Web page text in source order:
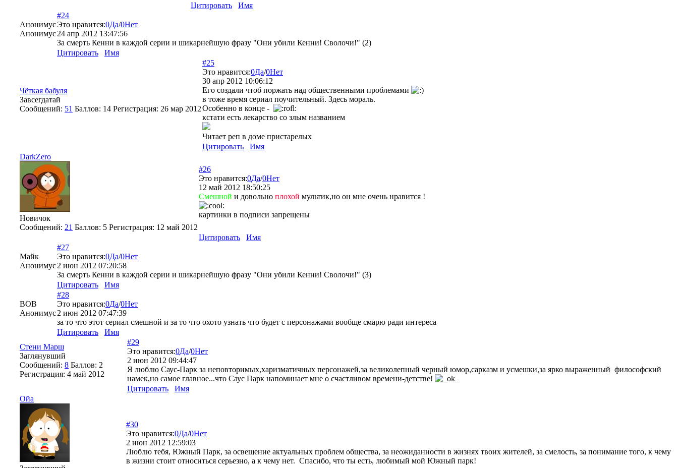
Цитировать
Имя
Анонимус
Анонимус
#24
Это нравится:0Да/0Нет
24 апр 2012 13:47:56
За смерть Кенни в каждой серии и шикарнейшую фразу "Они убили Кенни! Сволочи!" (2)
Цитировать
Имя
Чёткая бабуля
Завсегдатай
Сообщений: 51 Баллов: 14 Регистрация: 26 мар 2012
#25
Это нравится:0Да/0Нет
30 апр 2012 10:06:12
Его создали чтоб поржать над общественными проблемами
в тоже время сериал поучительный. Здесь мораль.
Особенно в конце -
кстати есть лекарство со злым названием
Читает реп в доме пристарелых
Цитировать
Имя
DarkZero
Новичок
Сообщений: 21 Баллов: 5 Регистрация: 12 май 2012
#26
Это нравится:0Да/0Нет
12 май 2012 18:50:25
Смешной и довольно плохой мультик,но он мне очень нравится !
картинки в подписи запрещены
Цитировать Имя
Майк
Анонимус
#27
Это нравится:0Да/0Нет
2 июн 2012 07:20:58
За смерть Кенни в каждой серии и шикарнейшую фразу "Они убили Кенни! Сволочи!" (3)
Цитировать
Имя
ВОВ
Анонимус
#28
Это нравится:0Да/0Нет
2 июн 2012 07:47:39
за то что этот сериал смешной и за то что охото узнать что будет с персонажами вообще смарю ради интереса
Цитировать
Имя
Стени Марш
Заглянувший
Сообщений: 8 Баллов: 2
Регистрация: 4 май 2012
#29
Это нравится:0Да/0Нет
2 июн 2012 09:44:47
Я люблю Саус-Парк за неповторимых,харизматичных персонажей,за великолепный черный юмор,сарказм и усмешки,за ярко выраженный философский
намек,но самое главное...что Саус Парк напоминает мне о счастливом времени-детстве!
Цитировать
Имя
Ойа
#30
Это нравится:0Да/0Нет
2 июн 2012 12:59:03
Люблю тебя, Южный Парк, за освещение актуальных проблем общества, за неожиданности в жизнях твоих жителей, за смелость, за понимание того, к чему
в жизни стоит относиться серьезно, а к чему нет. Спасибо, что ты есть, любимый мой Южный парк!